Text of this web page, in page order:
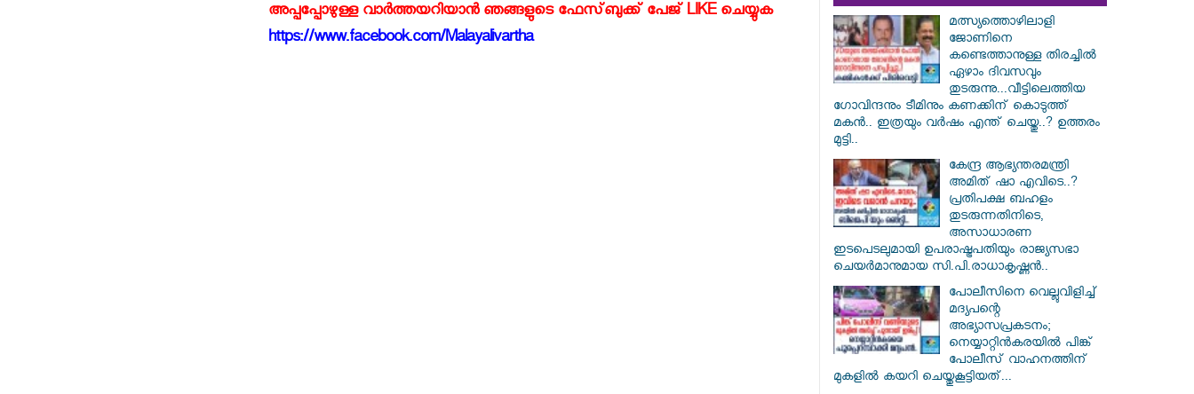
അപ്പപ്പോഴുള്ള വാര്‍ത്തയറിയാന്‍ ഞങ്ങളുടെ ഫേസ്‌ബുക്ക്‌ പേജ് LIKE ചെയ്യുക
https://www.facebook.com/Malayalivartha
മത്സ്യത്തൊഴിലാളി
ജോണിനെ
കണ്ടെത്താനുള്ള തിരച്ചിൽ
ഏഴാം ദിവസവും
തുടരുന്നു...വീട്ടിലെത്തിയ
ഗോവിന്ദനും ടീമിനും കണക്കിന് കൊടുത്ത്
മകൻ.. ഇത്രയും വർഷം എന്ത് ചെയ്തു..? ഉത്തരം
മുട്ടി..
കേന്ദ്ര ആഭ്യന്തരമന്ത്രി
അമിത് ഷാ എവിടെ..?
പ്രതിപക്ഷ ബഹളം
തുടരുന്നതിനിടെ,
അസാധാരണ
ഇടപെടലുമായി ഉപരാഷ്ട്രപതിയും രാജ്യസഭാ
ചെയർമാനുമായ സി.പി.രാധാകൃഷ്ണൻ..
പോലീസിനെ വെല്ലുവിളിച്ച്
മദ്യപന്റെ
അഭ്യാസപ്രകടനം;
നെയ്യാറ്റിൻകരയിൽ പിങ്ക്
പോലീസ് വാഹനത്തിന്
മുകളിൽ കയറി ചെയ്തുകൂട്ടിയത്...